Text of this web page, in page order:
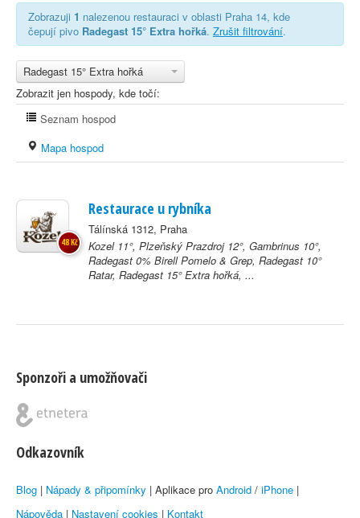
Zobrazuji 1 nalezenou restauraci v oblasti Praha 14, kde
čepují pivo Radegast 15° Extra hořká. Zrušit filtrování.
Radegast 15° Extra hořká
Zobrazit jen hospody, kde točí:
Seznam hospod
Mapa hospod
Restaurace u rybníka
Tálínská 1312, Praha
Kozel 11°, Plzeňský Prazdroj 12°, Gambrinus 10°,
Radegast 0% Birell Pomelo & Grep, Radegast 10°
Ratar, Radegast 15° Extra hořká, ...
48 Kč
Sponzoři a umožňovači
Odkazovník
Blog | Nápady & připomínky | Aplikace pro Android / iPhone |
Nápověda | Nastavení cookies | Kontakt